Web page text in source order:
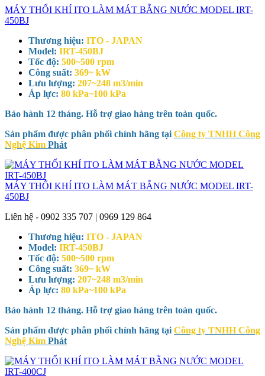
MÁY THỔI KHÍ ITO LÀM MÁT BẰNG NƯỚC MODEL IRT-
450BJ
Thương hiệu: ITO - JAPAN
Model: IRT-450BJ
Tốc độ: 500~500 rpm
Công suất: 369~ kW
Lưu lượng: 207~248 m3/min
Áp lực: 80 kPa~100 kPa
Bảo hành 12 tháng. Hỗ trợ giao hàng trên toàn quốc.
Sản phẩm được phân phối chính hãng tại Công ty TNHH Công
Nghệ Kim Phát
MÁY THỔI KHÍ ITO LÀM MÁT BẰNG NƯỚC MODEL IRT-
450BJ
Liên hệ - 0902 335 707 | 0969 129 864
Thương hiệu: ITO - JAPAN
Model: IRT-450BJ
Tốc độ: 500~500 rpm
Công suất: 369~ kW
Lưu lượng: 207~248 m3/min
Áp lực: 80 kPa~100 kPa
Bảo hành 12 tháng. Hỗ trợ giao hàng trên toàn quốc.
Sản phẩm được phân phối chính hãng tại Công ty TNHH Công
Nghệ Kim Phát